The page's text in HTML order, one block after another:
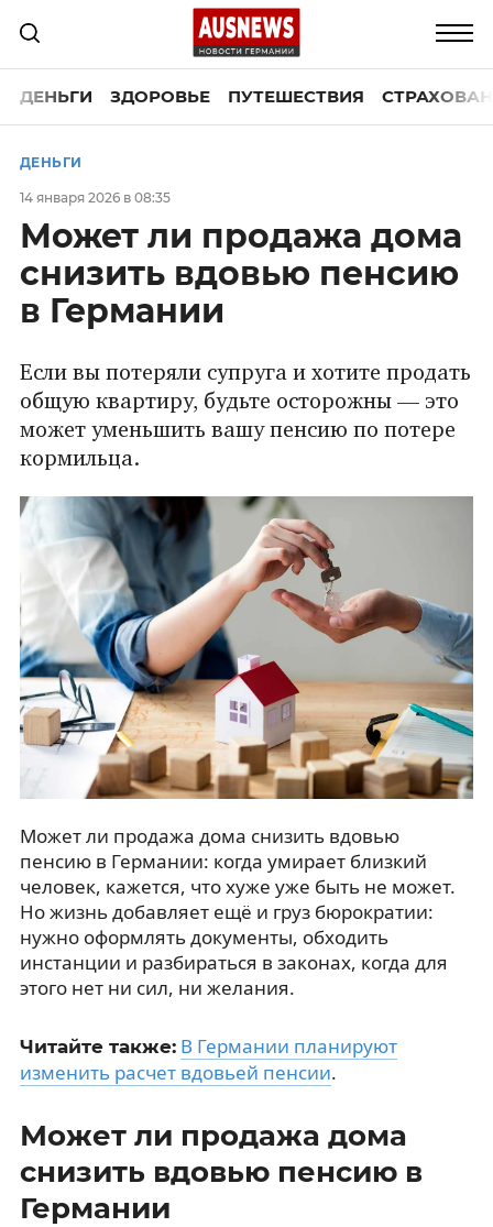
ДЕНЬГИ ЗДОРОВЬЕ ПУТЕШЕСТВИЯ
ДЕНЬГИ
14 января 2026 в 08:35
Может ли продажа дома
снизить вдовью пенсию
в Германии
Если вы потеряли супруга и хотите продать
общую квартиру, будьте осторожны — это
может уменьшить вашу пенсию по потере
кормильца.
Может ли продажа дома снизить вдовью
пенсию в Германии: когда умирает близкий
человек, кажется, что хуже уже быть не может.
Но жизнь добавляет ещё и груз бюрократии:
нужно оформлять документы, обходить
инстанции и разбираться в законах, когда для
этого нет ни сил, ни желания.
Читайте также: В Германии планируют
изменить расчет вдовьей пенсии.
Может ли продажа дома
снизить вдовью пенсию в
Германии